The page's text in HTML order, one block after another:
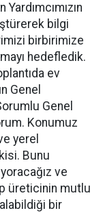
bilgi
birbirimize
hedefledik.
ev
Genel
Genel
Konumuz
yerel
Bunu
ve
üreticinin mutlu
bir